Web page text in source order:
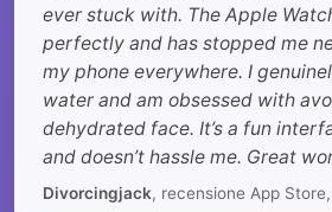
ever stuck with. The Apple
perfectly and has stopped me
my phone everywhere. I
water and am obsessed with
dehydrated face. It’s a fun
and doesn’t hassle me. Great
Divorcingjack, recensione App